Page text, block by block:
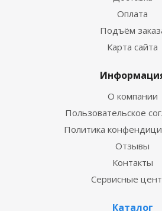
Оплата
Подъём
Карта сайта
О компании
Пользовательское
Политика
Отзывы
Контакты
Сервисные
Каталог